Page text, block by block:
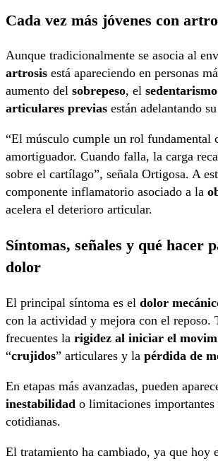
Cada vez más jóvenes con
Aunque tradicionalmente se asocia al
artrosis está apareciendo en personas
aumento del sobrepeso, el sedentarismo
articulares previas están adelantando
“El músculo cumple un rol fundamental
amortiguador. Cuando falla, la carga
sobre el cartílago”, señala Ortigosa. A
componente inflamatorio asociado a la
acelera el deterioro articular.
Síntomas, señales y qué hacer
dolor
El principal síntoma es el dolor
con la actividad y mejora con el reposo.
frecuentes la rigidez al iniciar el
“crujidos” articulares y la pérdida de
En etapas más avanzadas, pueden
inestabilidad o limitaciones importantes
cotidianas.
El tratamiento ha cambiado, ya que hoy